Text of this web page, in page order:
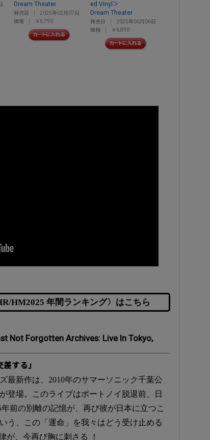
Dream Theater
発売日
2025年02月07日
価格
￥5,790
ed Vinyl＞
Dream Theater
発売日
2025年06月06日
価格
￥6,890
HM2025 年間ランキング〉はこちら
Not Forgotten Archives: Live In Tokyo,
する」
最新作は、2010年のサマーソニック千葉公
登場。このライブはポートノイ脱退前、日
前の別離の記憶が、再び彼が日本に立つこ
う、この「運命」を我々はどう受け止める
が、今再び胸に刺さる ！